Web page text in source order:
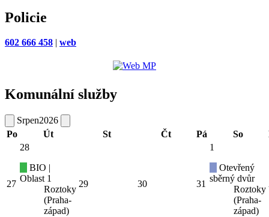
Policie
602 666 458 | web
Komunální služby
Srpen2026
Po
Út St Čt Pá So
27
28
BIO |
Oblast 1
Roztoky
(Praha-
západ)
29 30 31
1
Otevřený
sběrný dvůr
Roztoky
(Praha-
západ)